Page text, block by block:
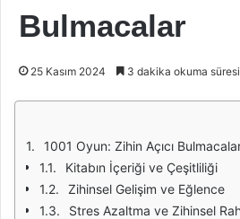
Bulmacalar
25 Kasım 2024 3 dakika okuma süresi
1001 Oyun: Zihin Açıcı
Kitabın İçeriği ve Çeşitliliği
Zihinsel Gelişim ve Eğlence
Stres Azaltma ve Zihinsel